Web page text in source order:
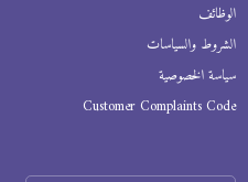
الوظائف
الشروط والسياسات
سياسة الخصوصية
Customer Complaints Code